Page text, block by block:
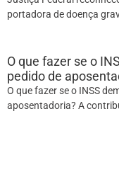
portadora de doença
O que fazer se o
pedido de
O que fazer se o INSS
aposentadoria? A